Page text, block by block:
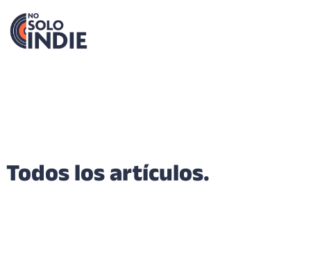
Todos los artículos.